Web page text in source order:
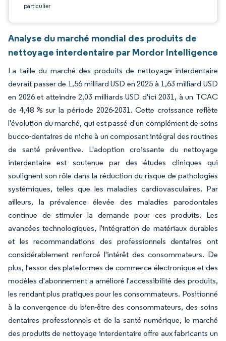
particulier
Analyse du marché mondial des produits de
nettoyage interdentaire par Mordor Intelligence
La taille du marché des produits de nettoyage interdentaire
devrait passer de 1,56 milliard USD en 2025 à 1,63 milliard USD
en 2026 et atteindre 2,03 milliards USD d'ici 2031, à un TCAC
de 4,48 % sur la période 2026-2031. Cette croissance reflète
l'évolution du marché, qui est passé d'un complément de soins
bucco-dentaires de niche à un composant intégral des routines
de santé préventive. L'adoption croissante du nettoyage
interdentaire est soutenue par des études cliniques qui
soulignent son rôle dans la réduction du risque de pathologies
systémiques, telles que les maladies cardiovasculaires. Par
ailleurs, la prévalence élevée des maladies parodontales
continue de stimuler la demande pour ces produits. Les
avancées technologiques, l'intégration de matériaux durables
et les recommandations des professionnels dentaires ont
considérablement renforcé l'intérêt des consommateurs. De
plus, l'essor des plateformes de commerce électronique et des
modèles d'abonnement a amélioré l'accessibilité des produits,
les rendant plus pratiques pour les consommateurs. Positionné
à la convergence du bien-être des consommateurs, des soins
dentaires professionnels et de la santé numérique, le marché
des produits de nettoyage interdentaire offre aux fabricants un